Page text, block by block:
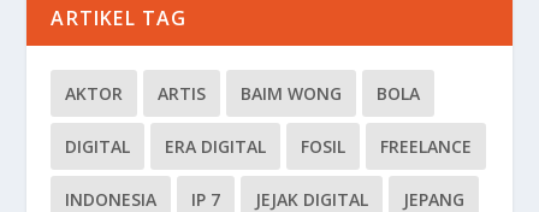
ARTIKEL TAG
AKTOR ARTIS BAIM WONG BOLA
DIGITAL ERA DIGITAL FOSIL FREELANCE
INDONESIA IP 7 JEJAK DIGITAL JEPANG